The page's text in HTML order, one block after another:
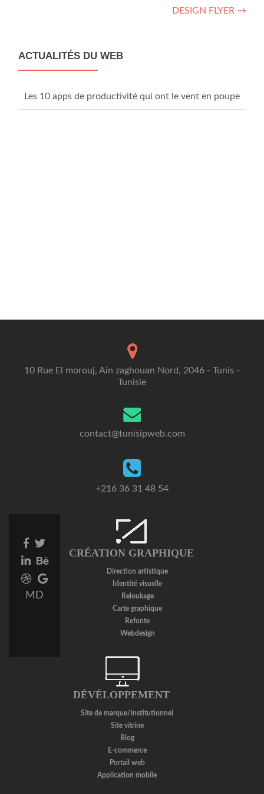
DESIGN FLYER →
ACTUALITÉS DU WEB
Les 10 apps de productivité qui ont le vent en poupe
10 Rue El morouj, Ain zaghouan Nord, 2046 - Tunis -
Tunisie
contact@tunisipweb.com
+216 36 31 48 54
Facebook
link
Twitter
Linkedin
link
Behance
link
Dribbble
link
Google
Plus
link
MD
CRÉATION GRAPHIQUE
Direction artistique
Identité visuelle
Reloukage
Carte graphique
Refonte
Webdesign
DÉVÉLOPPEMENT
Site de marque/institutionnel
Site vitrine
Blog
E-commerce
Portail web
Application mobile